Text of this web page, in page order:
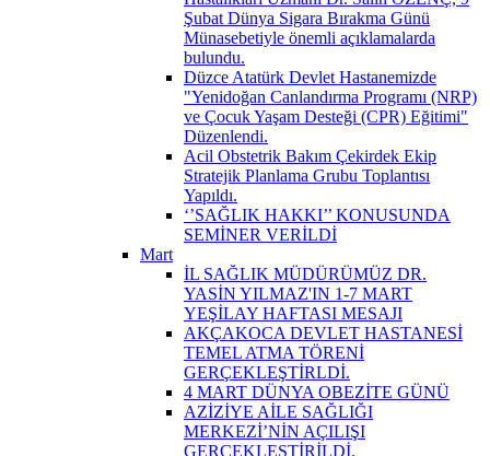
Şubat Dünya Sigara Bırakma Günü
Münasebetiyle önemli açıklamalarda
bulundu.
Düzce Atatürk Devlet Hastanemizde
"Yenidoğan Canlandırma Programı (NRP)
ve Çocuk Yaşam Desteği (CPR) Eğitimi"
Düzenlendi.
Acil Obstetrik Bakım Çekirdek Ekip
Stratejik Planlama Grubu Toplantısı
Yapıldı.
‘’SAĞLIK HAKKI’’ KONUSUNDA
SEMİNER VERİLDİ
Mart
İL SAĞLIK MÜDÜRÜMÜZ DR.
YASİN YILMAZ'IN 1-7 MART
YEŞİLAY HAFTASI MESAJI
AKÇAKOCA DEVLET HASTANESİ
TEMEL ATMA TÖRENİ
GERÇEKLEŞTİRLDİ.
4 MART DÜNYA OBEZİTE GÜNÜ
AZİZİYE AİLE SAĞLIĞI
MERKEZİ’NİN AÇILIŞI
GERÇEKLEŞTİRİLDİ.